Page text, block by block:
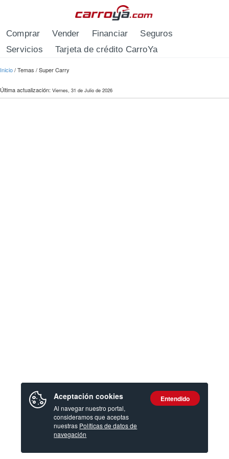
Comprar Vender Financiar
Seguros
Servicios
Tarjeta de crédito CarroYa
Se encuentra usted aquí
Inicio/Temas /Super Carry
Última actualización: Viernes, 31 de Julio de 2026
Aceptación cookies
Al navegar nuestro portal,
consideramos que aceptas
nuestras Políticas de datos de
navegación
Entendido